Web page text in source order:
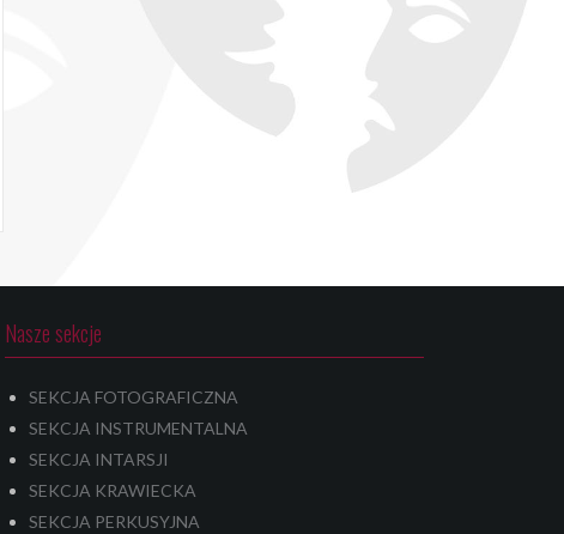
Nasze sekcje
SEKCJA FOTOGRAFICZNA
SEKCJA INSTRUMENTALNA
SEKCJA INTARSJI
SEKCJA KRAWIECKA
SEKCJA PERKUSYJNA